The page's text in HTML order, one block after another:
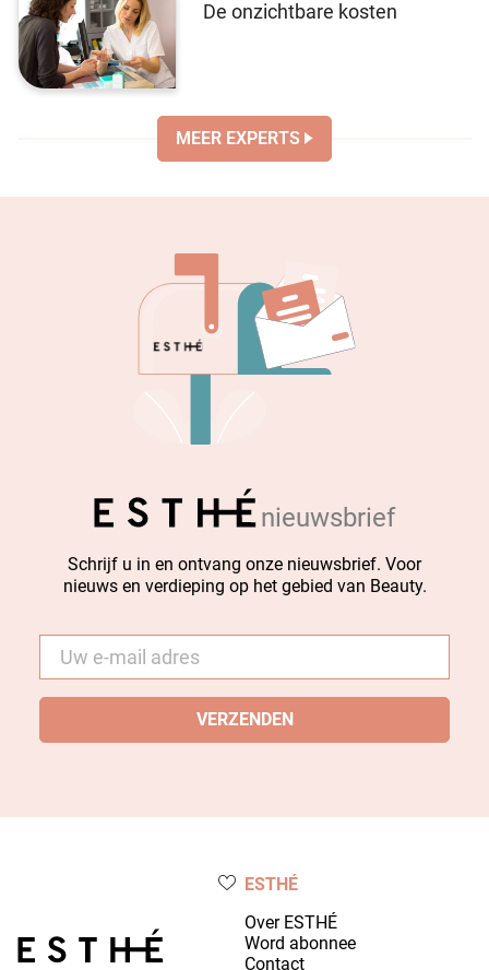
De onzichtbare kosten
MEER EXPERTS
nieuwsbrief
Schrijf u in en ontvang onze nieuwsbrief. Voor
nieuws en verdieping op het gebied van Beauty.
mail *
ESTHÉ
Over ESTHÉ
Word abonnee
Contact